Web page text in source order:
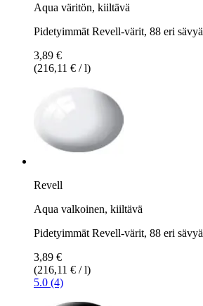
Aqua väritön, kiiltävä
Pidetyimmät Revell-värit, 88 eri sävyä
3,89 €
(216,11 € / l)
Revell
Aqua valkoinen, kiiltävä
Pidetyimmät Revell-värit, 88 eri sävyä
3,89 €
(216,11 € / l)
5.0 (4)